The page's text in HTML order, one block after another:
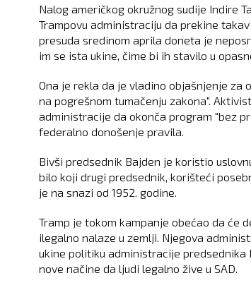
Nalog američkog okružnog sudije Indire
Trampovu administraciju da prekine
presuda sredinom aprila doneta je
im se ista ukine, čime bi ih stavilo u
Ona je rekla da je vladino objašnjenje za
na pogrešnom tumačenju zakona".
administracije da okonča program "bez
federalno donošenje pravila.
Bivši predsednik Bajden je koristio
bilo koji drugi predsednik, korišteći
je na snazi od 1952. godine.
Tramp je tokom kampanje obećao da će
ilegalno nalaze u zemlji. Njegova
ukine politiku administracije
nove načine da ljudi legalno žive u SAD.